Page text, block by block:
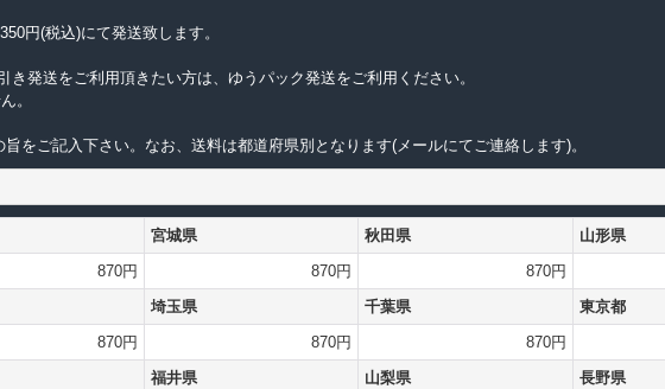
円(税込)にて発送致します。
発送をご利用頂きたい方は、ゆうパック発送をご利用ください。
。
をご記入下さい。なお、送料は都道府県別となります(メールにてご連絡します)。
宮城県 秋田県 山形県
870円 870円 870円
埼玉県 千葉県 東京都
870円 870円 870円
福井県 山梨県 長野県